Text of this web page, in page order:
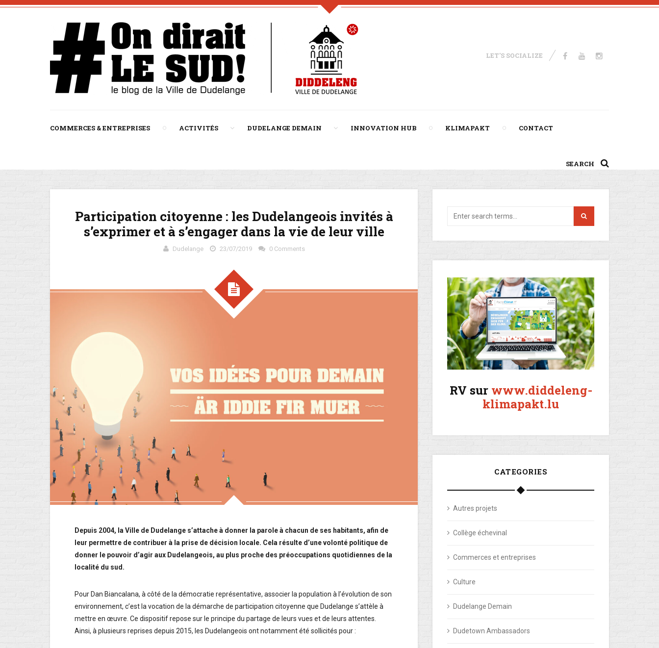
LET'S SOCIALIZE
COMMERCES & ENTREPRISES ACTIVITÉS DUDELANGE DEMAIN INNOVATION HUB KLIMAPAKT CONTACT
SEARCH
Participation citoyenne : les Dudelangeois invités à
s’exprimer et à s’engager dans la vie de leur ville
Dudelange 23/07/2019 0 Comments
Depuis 2004, la Ville de Dudelange s’attache à donner la parole à chacun de ses habitants, afin de
leur permettre de contribuer à la prise de décision locale. Cela résulte d’une volonté politique de
donner le pouvoir d’agir aux Dudelangeois, au plus proche des préoccupations quotidiennes de la
localité du sud.
Pour Dan Biancalana, à côté de la démocratie représentative, associer la population à l’évolution de son
environnement, c’est la vocation de la démarche de participation citoyenne que Dudelange s’attèle à
mettre en œuvre. Ce dispositif repose sur le principe du partage de leurs vues et de leurs attentes.
Ainsi, à plusieurs reprises depuis 2015, les Dudelangeois ont notamment été sollicités pour :
RV sur www.diddeleng-
klimapakt.lu
CATEGORIES
Autres projets
Collège échevinal
Commerces et entreprises
Culture
Dudelange Demain
Dudetown Ambassadors